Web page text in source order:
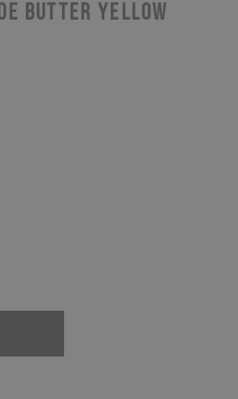
butter yellow